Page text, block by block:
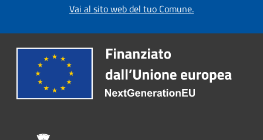
Vai al sito web del tuo Comune.